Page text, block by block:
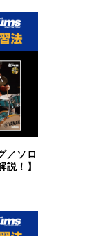
／ソロ
！】